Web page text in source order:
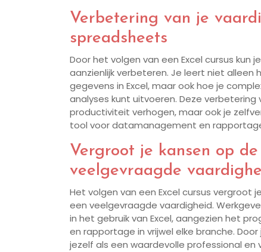
Verbetering van je
spreadsheets
Door het volgen van een Excel cursus
aanzienlijk verbeteren. Je leert niet alleen
gegevens in Excel, maar ook hoe je
analyses kunt uitvoeren. Deze
productiviteit verhogen, maar ook je
tool voor datamanagement en
Vergroot je kansen op
veelgevraagde
Het volgen van een Excel cursus vergroot
een veelgevraagde vaardigheid.
in het gebruik van Excel, aangezien het
en rapportage in vrijwel elke branche.
jezelf als een waardevolle professional